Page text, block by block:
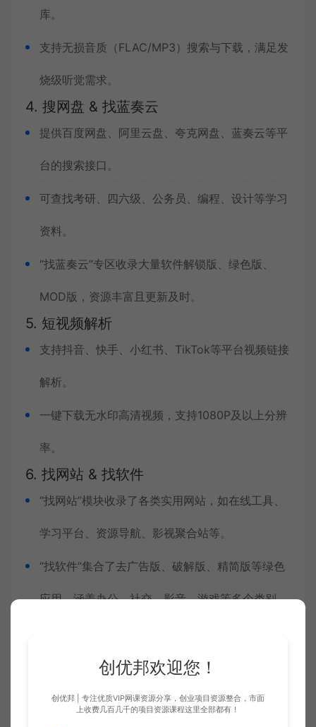
库。
支持无损音质（FLAC/MP3）搜索与下载，满足发
烧级听觉需求。
4. 搜网盘 & 找蓝奏云
提供百度网盘、阿里云盘、夸克网盘、蓝奏云等平
台的搜索接口。
可查找考研、四六级、公务员、编程、设计等学习
资料。
“找蓝奏云”专区收录大量软件解锁版、绿色版、
MOD版，资源丰富且更新及时。
5. 短视频解析
支持抖音、快手、小红书、TikTok等平台视频链接
解析。
一键下载无水印高清视频，支持1080P及以上分辨
率。
6. 找网站 & 找软件
“找网站”模块收录了各类实用网站，如在线工具、
学习平台、资源导航、影视聚合站等。
“找软件”集合了去广告版、破解版、精简版等绿色
应用，涵盖办公、社交、影音、游戏等多个类别。
：提供4K超清壁纸、动态壁纸、情侣壁
纸、动漫壁纸、风景壁纸等，每日更新。
创优邦欢迎您！
创优邦 | 专注优质VIP网课资源分享，创业项目资源整合，市面
上收费几百几千的项目资源课程这里全部都有！